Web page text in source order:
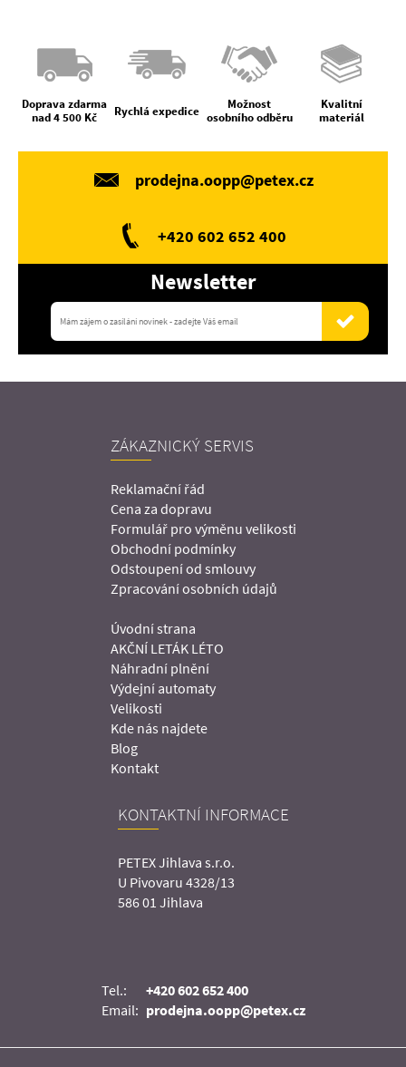
Doprava zdarma
nad 4 500 Kč
Rychlá expedice
Možnost
osobního odběru
Kvalitní
materiál
prodejna.oopp@petex.cz
+420 602 652 400
Newsletter
ZÁKAZNICKÝ SERVIS
Reklamační řád
Cena za dopravu
Formulář pro výměnu velikosti
Obchodní podmínky
Odstoupení od smlouvy
Zpracování osobních údajů
Úvodní strana
AKČNÍ LETÁK LÉTO
Náhradní plnění
Výdejní automaty
Velikosti
Kde nás najdete
Blog
Kontakt
KONTAKTNÍ INFORMACE
PETEX Jihlava s.r.o.
U Pivovaru 4328/13
586 01 Jihlava
Tel.:
+420 602 652 400
Email: prodejna.oopp@petex.cz